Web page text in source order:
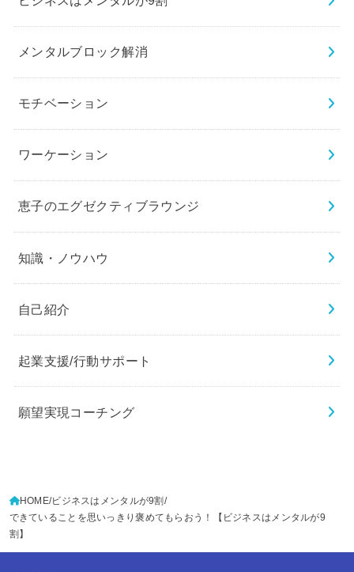
メンタルブロック解消
モチベーション
ワーケーション
恵子のエグゼクティブラウンジ
知識・ノウハウ
自己紹介
起業支援/行動サポート
願望実現コーチング
HOME ビジネスはメンタルが9割
できていることを思いっきり褒めてもらおう！【ビジネスはメンタルが9
割】